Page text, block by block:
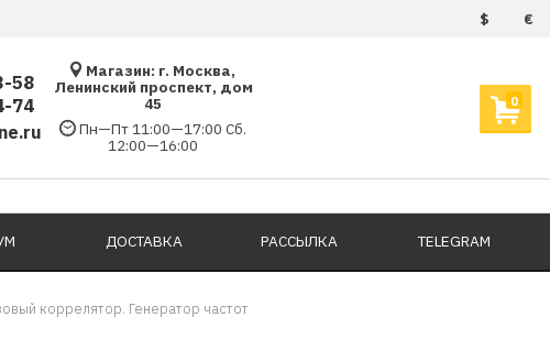
$ €
58
74
Магазин: г. Москва,
Ленинский проспект, дом
45
Пн—Пт 11:00—17:00 Сб.
12:00—16:00
0
ДОСТАВКА РАССЫЛКА TELEGRAM
коррелятор. Генератор частот